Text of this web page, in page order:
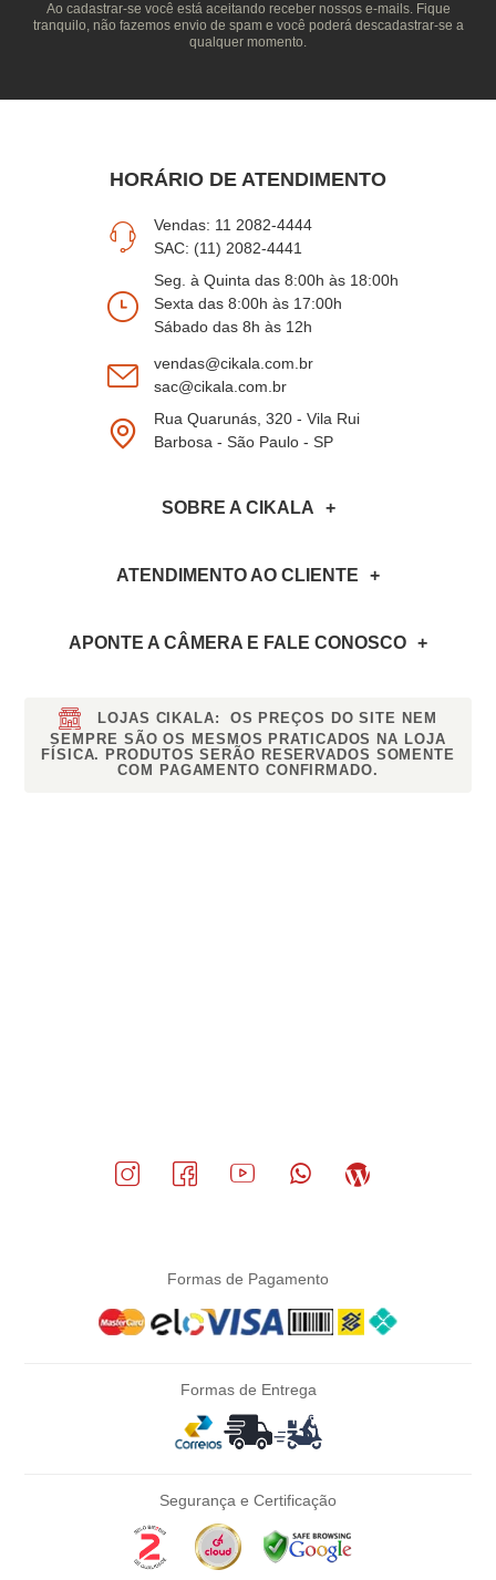
Ao cadastrar-se você está aceitando receber nossos e-mails. Fique
tranquilo, não fazemos envio de spam e você poderá descadastrar-se a
qualquer momento.
HORÁRIO DE ATENDIMENTO
Vendas: 11 2082-4444
SAC: (11) 2082-4441
Seg. à Quinta das 8:00h às 18:00h
Sexta das 8:00h às 17:00h
Sábado das 8h às 12h
vendas@cikala.com.br
sac@cikala.com.br
Rua Quarunás, 320 - Vila Rui
Barbosa - São Paulo - SP
SOBRE A CIKALA
ATENDIMENTO AO CLIENTE
APONTE A CÂMERA E FALE CONOSCO
LOJAS CIKALA:
OS PREÇOS DO SITE NEM
SEMPRE SÃO OS MESMOS PRATICADOS NA LOJA
FÍSICA. PRODUTOS SERÃO RESERVADOS SOMENTE
COM PAGAMENTO CONFIRMADO.
Formas de Pagamento
Formas de Entrega
Segurança e Certificação